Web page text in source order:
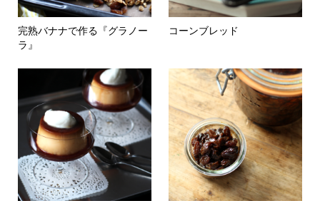
完熟バナナで作る『グラノー
ラ』
コーンブレッド